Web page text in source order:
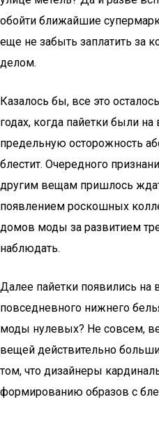
обойти ближайшие
еще не забыть заплатить за
делом.
Казалось бы, все это
годах, когда пайетки были
предельную осторожность
блестит. Очередного
другим вещам пришлось
появлением роскошных
домов моды за развитием
наблюдать.
Далее пайетки появились на
повседневного нижнего
моды нулевых? Не совсем,
вещей действительно
том, что дизайнеры
формированию образов с